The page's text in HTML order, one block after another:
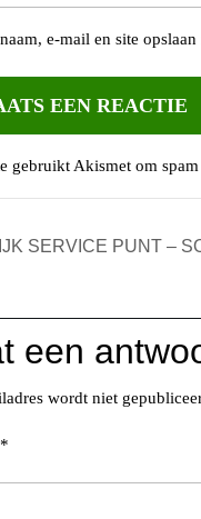
e-mail en site
gebruikt Akismet om
SERVICE PUNT –
een
wordt niet
*